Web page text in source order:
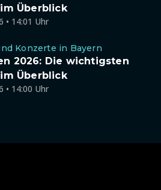
Überblick
• 14:01 Uhr
Konzerte in Bayern
2026: Die wichtigsten
Überblick
• 14:00 Uhr